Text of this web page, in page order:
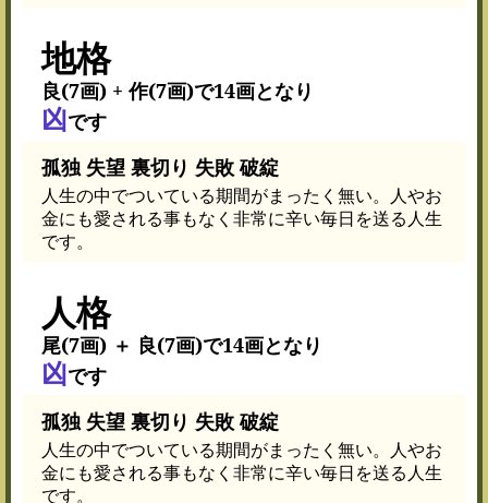
地格
良(7画) + 作(7画)で14画となり
凶です
孤独 失望 裏切り 失敗 破綻
人生の中でついている期間がまったく無い。人やお
金にも愛される事もなく非常に辛い毎日を送る人生
です。
人格
尾(7画) ＋ 良(7画)で14画となり
凶です
孤独 失望 裏切り 失敗 破綻
人生の中でついている期間がまったく無い。人やお
金にも愛される事もなく非常に辛い毎日を送る人生
です。